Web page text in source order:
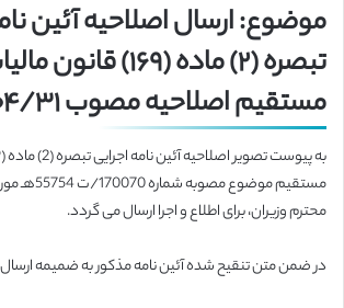
موضوع: ارسال اصلاحیه آئین
تبصره (۲) ماده (۱۶۹)
مستقیم اصلاحیه مصوب ۱۳۹۴/۰۴/۳۱
محترم وزیران، برای اطلاع و اجرا ارسال می گردد.
در ضمن متن تنقیح شده آئین نامه مذکور به ضمیمه